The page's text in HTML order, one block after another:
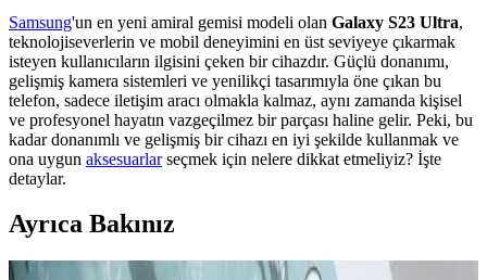
Samsung'un en yeni amiral gemisi modeli olan Galaxy S23 Ultra,
teknolojiseverlerin ve mobil deneyimini en üst seviyeye çıkarmak
isteyen kullanıcıların ilgisini çeken bir cihazdır. Güçlü donanımı,
gelişmiş kamera sistemleri ve yenilikçi tasarımıyla öne çıkan bu
telefon, sadece iletişim aracı olmakla kalmaz, aynı zamanda kişisel
ve profesyonel hayatın vazgeçilmez bir parçası haline gelir. Peki, bu
kadar donanımlı ve gelişmiş bir cihazı en iyi şekilde kullanmak ve
ona uygun aksesuarlarseçmek için nelere dikkat etmeliyiz? İşte
detaylar.
Ayrıca Bakınız